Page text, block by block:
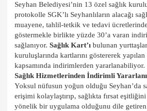
Seyhan Belediyesi’nin 13 özel sağlık
protokolle SGK’lı Seyhanlıların alacağı
muayene, tahlil-tetkik ve tedavi
göstermekle birlikte yüzde 30’a varan
sağlanıyor. Sağlık Kart’ı bulunan
kuruluşlarında kartlarını göstererek
kapsamında indirimlerden yararlanabiliyor.
Sağlık Hizmetlerinden İndirimli
Yoksul nüfusun yoğun olduğu Seyhan’da
erişimi kolaylaştırıp, sağlıkta fırsat
yönelik bir uygulama olduğunu dile getiren